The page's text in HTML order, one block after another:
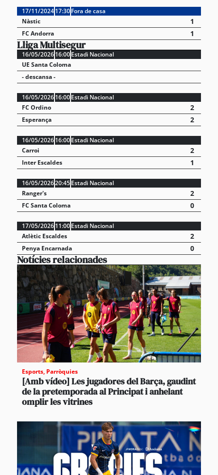
17/11/202417:30Fora de casa
Nàstic
1
FC Andorra 1
Lliga Multisegur
16/05/202616:00Estadi Nacional
UE Santa Coloma
- descansa -
16/05/202616:00Estadi Nacional
FC Ordino
2
Esperança 2
16/05/202616:00Estadi Nacional
Carroi
2
Inter Escaldes 1
16/05/202620:45Estadi Nacional
Ranger's
2
FC Santa Coloma 0
17/05/202611:00Estadi Nacional
Atlètic Escaldes
2
Penya Encarnada 0
Notícies relacionades
Esports, Parròquies
[Amb vídeo] Les jugadores del Barça, gaudint
de la pretemporada al Principat i anhelant
omplir les vitrines